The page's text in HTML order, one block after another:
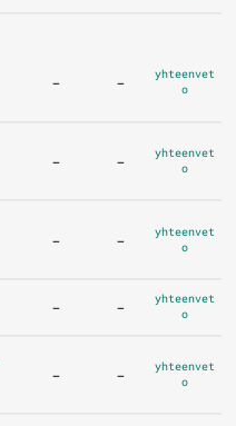
- -
yhteenvet
o
- -
yhteenvet
o
- -
yhteenvet
o
- -
yhteenvet
o
- -
yhteenvet
o